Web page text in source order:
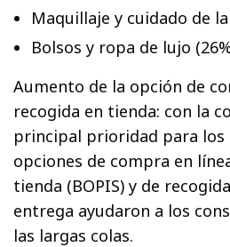
Maquillaje y cuidado de
Bolsos y ropa de lujo
Aumento de la opción de
recogida en tienda: con la
principal prioridad para los
opciones de compra en
tienda (BOPIS) y de
entrega ayudaron a los
las largas colas.